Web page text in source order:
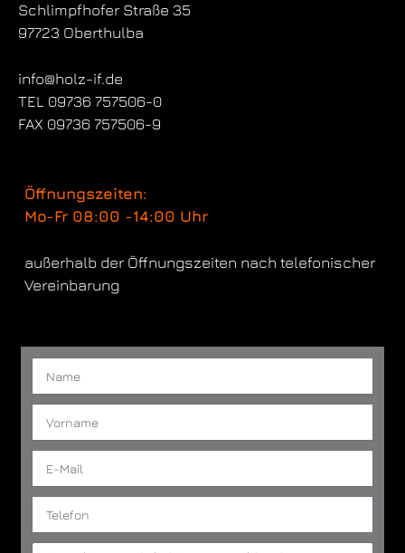
Schlimpfhofer Straße 35
97723 Oberthulba
info@holz-if.de
TEL 09736 757506-0
FAX 09736 757506-9
Öffnungszeiten:
Mo-Fr 08:00 -14:00 Uhr
außerhalb der Öffnungszeiten nach telefonischer
Vereinbarung